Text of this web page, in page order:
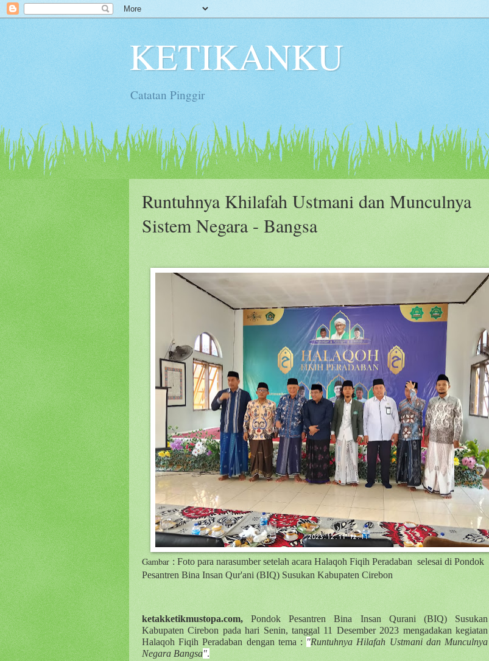
KETIKANKU
Catatan Pinggir
Runtuhnya Khilafah Ustmani dan Munculnya
Sistem Negara - Bangsa
Gambar : Foto para narasumber setelah acara Halaqoh Fiqih Peradaban selesai di Pondok
Pesantren Bina Insan Qur'ani (BIQ) Susukan Kabupaten Cirebon
ketakketikmustopa.com, Pondok Pesantren Bina Insan Qurani (BIQ) Susukan
Kabupaten Cirebon pada hari Senin, tanggal 11 Desember 2023 mengadakan kegiatan
Halaqoh Fiqih Peradaban dengan tema : "Runtuhnya Hilafah Ustmani dan Munculnya
Negara Bangsa".